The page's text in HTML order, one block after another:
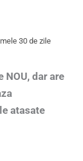
30 de zile
NOU, dar are
atasate